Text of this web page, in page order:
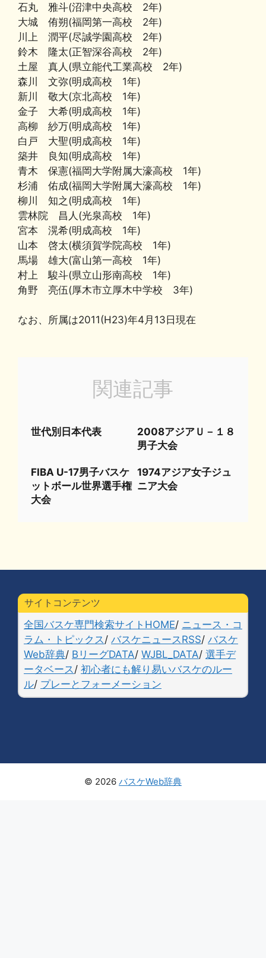
石丸 雅斗(沼津中央高校 2年)
大城 侑朔(福岡第一高校 2年)
川上 潤平(尽誠学園高校 2年)
鈴木 隆太(正智深谷高校 2年)
土屋 真人(県立能代工業高校 2年)
森川 文弥(明成高校 1年)
新川 敬大(京北高校 1年)
金子 大希(明成高校 1年)
高柳 紗万(明成高校 1年)
白戸 大聖(明成高校 1年)
築井 良知(明成高校 1年)
青木 保憲(福岡大学附属大濠高校 1年)
杉浦 佑成(福岡大学附属大濠高校 1年)
柳川 知之(明成高校 1年)
雲林院 昌人(光泉高校 1年)
宮本 滉希(明成高校 1年)
山本 啓太(横須賀学院高校 1年)
馬場 雄大(富山第一高校 1年)
村上 駿斗(県立山形南高校 1年)
角野 亮伍(厚木市立厚木中学校 3年)
なお、所属は2011(H23)年4月13日現在
関連記事
世代別日本代表
2008アジアＵ－１８
男子大会
FIBA U-17男子バスケ
ットボール世界選手権
大会
1974アジア女子ジュ
ニア大会
サイトコンテンツ
全国バスケ専門検索サイトHOME/ ニュース・コ
ラム・トピックス/ バスケニュースRSS/ バスケ
Web辞典/ BリーグDATA/ WJBL_DATA/ 選手デ
ータベース/ 初心者にも解り易いバスケのルー
ル/ プレーとフォーメーション
© 2026 バスケWeb辞典